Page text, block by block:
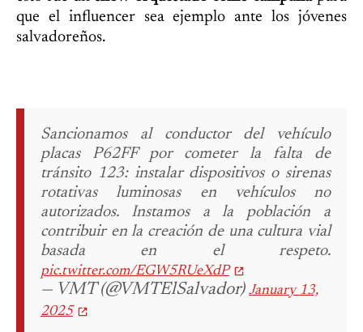
que el influencer sea ejemplo ante los jóvenes
salvadoreños.
Sancionamos al conductor del vehículo
placas P62FF por cometer la falta de
tránsito 123: instalar dispositivos o sirenas
rotativas luminosas en vehículos no
autorizados.
Instamos a la población a
contribuir en la creación de una cultura vial
basada en el respeto.
pic.twitter.com/EGW5RUeXdP
— VMT (@VMTElSalvador) January 13,
2025